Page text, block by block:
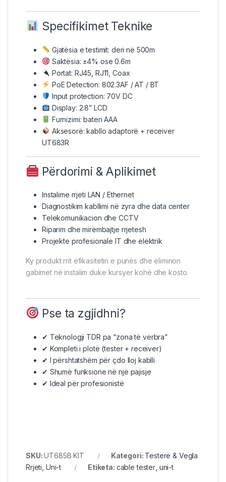
Specifikimet Teknike
Gjatësia e testimit: deri në 500m
Saktësia: ±4% ose 0.6m
Portat: RJ45, RJ11, Coax
PoE Detection: 802.3AF / AT / BT
Input protection: 70V DC
Display: 2.8” LCD
Furnizimi: bateri AAA
Aksesorë: kabllo adaptorë + receiver
UT683R
Përdorimi & Aplikimet
Instalime rrjeti LAN / Ethernet
Diagnostikim kabllimi në zyra dhe data center
Telekomunikacion dhe CCTV
Riparim dhe mirëmbajtje rrjetesh
Projekte profesionale IT dhe elektrik
Ky produkt rrit efikasitetin e punës dhe eliminon
gabimet në instalim duke kursyer kohë dhe kosto.
Pse ta zgjidhni?
✔ Teknologji TDR pa “zona të verbra”
✔ Kompleti i plotë (tester + receiver)
✔ I përshtatshëm për çdo lloj kablli
✔ Shumë funksione në një pajisje
✔ Ideal për profesionistë
SKU:UT685B KIT Kategori: Testerë & Vegla
Rrjeti Uni-t Etiketa: cable tester uni-t